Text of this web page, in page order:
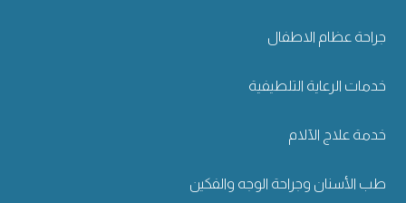
جراحة عظام الاطفال
خدمات الرعاية التلطيفية
خدمة علاج الآلام
طب الأسنان وجراحة الوجه والفكين